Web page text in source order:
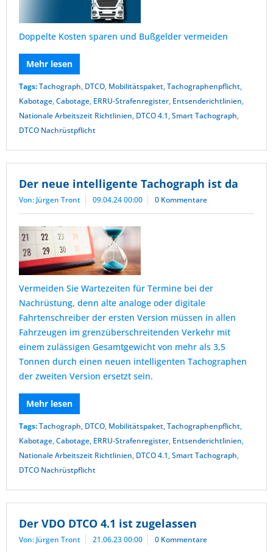
Doppelte Kosten sparen und Bußgelder vermeiden
Mehr lesen
Tags:Tachograph, DTCO, Mobilitätspaket,Tachographenpflicht,
Kabotage,Cabotage, ERRU-Strafenregister, Entsenderichtlinien,
Nationale Arbeitszeit Richtlinien, DTCO 4.1,Smart Tachograph,
DTCO Nachrüstpflicht
Der neue intelligente Tachograph ist da
Von: Jürgen Tront 09.04.24 00:00 0 Kommentare
Vermeiden Sie Wartezeiten für Termine bei der
Nachrüstung, denn alte analoge oder digitale
Fahrtenschreiber der ersten Version müssen in allen
Fahrzeugen im grenzüberschreitenden Verkehr mit
einem zulässigen Gesamtgewicht von mehr als 3,5
Tonnen durch einen neuen intelligenten Tachographen
der zweiten Version ersetzt sein.
Mehr lesen
Tags:Tachograph, DTCO, Mobilitätspaket,Tachographenpflicht,
Kabotage,Cabotage, ERRU-Strafenregister, Entsenderichtlinien,
Nationale Arbeitszeit Richtlinien, DTCO 4.1,Smart Tachograph,
DTCO Nachrüstpflicht
Der VDO DTCO 4.1 ist zugelassen
Von: Jürgen Tront 21.06.23 00:00 0 Kommentare